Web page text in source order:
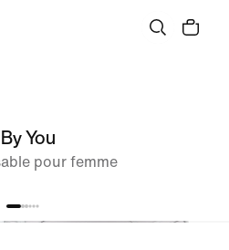
You
pour femme